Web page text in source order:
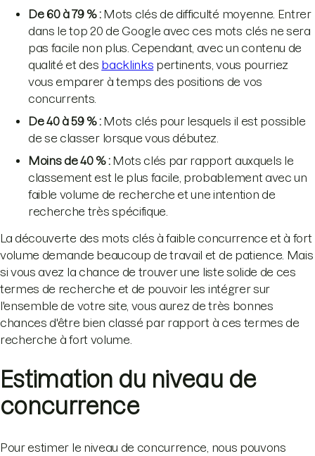
De 60 à 79 % :Mots clés de difficulté moyenne. Entrer
dans le top 20 de Google avec ces mots clés ne sera
pas facile non plus. Cependant, avec un contenu de
qualité et des backlinks pertinents, vous pourriez
vous emparer à temps des positions de vos
concurrents.
De 40 à 59 % :Mots clés pour lesquels il est possible
de se classer lorsque vous débutez.
Moins de 40 % :Mots clés par rapport auxquels le
classement est le plus facile, probablement avec un
faible volume de recherche et une intention de
recherche très spécifique.
La découverte des mots clés à faible concurrence et à fort
volume demande beaucoup de travail et de patience. Mais
si vous avez la chance de trouver une liste solide de ces
termes de recherche et de pouvoir les intégrer sur
l'ensemble de votre site, vous aurez de très bonnes
chances d'être bien classé par rapport à ces termes de
recherche à fort volume.
Estimation du niveau de
concurrence
Pour estimer le niveau de concurrence, nous pouvons